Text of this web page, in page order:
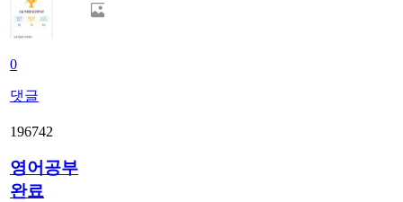
0
댓글
196742
영어공부
완료